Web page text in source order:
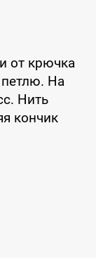
от крючка
На
Нить
кончик